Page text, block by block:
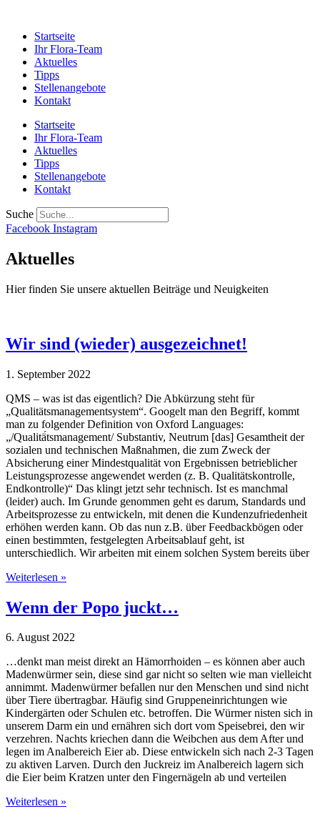
Startseite
Ihr Flora-Team
Aktuelles
Tipps
Stellenangebote
Kontakt
Startseite
Ihr Flora-Team
Aktuelles
Tipps
Stellenangebote
Kontakt
Suche
Facebook Instagram
Aktuelles
Hier finden Sie unsere aktuellen Beiträge und Neuigkeiten
Wir sind (wieder) ausgezeichnet!
1. September 2022
QMS – was ist das eigentlich? Die Abkürzung steht für
„Qualitätsmanagementsystem“. Googelt man den Begriff, kommt
man zu folgender Definition von Oxford Languages:
„/Qualitä́tsmanagement/ Substantiv, Neutrum [das] Gesamtheit der
sozialen und technischen Maßnahmen, die zum Zweck der
Absicherung einer Mindestqualität von Ergebnissen betrieblicher
Leistungsprozesse angewendet werden (z. B. Qualitätskontrolle,
Endkontrolle)“ Das klingt jetzt sehr technisch. Ist es manchmal
(leider) auch. Im Grunde genommen geht es darum, Standards und
Arbeitsprozesse zu entwickeln, mit denen die Kundenzufriedenheit
erhöhen werden kann. Ob das nun z.B. über Feedbackbögen oder
einen bestimmten, festgelegten Arbeitsablauf geht, ist
unterschiedlich. Wir arbeiten mit einem solchen System bereits über
Weiterlesen »
Wenn der Popo juckt…
6. August 2022
…denkt man meist direkt an Hämorrhoiden – es können aber auch
Madenwürmer sein, diese sind gar nicht so selten wie man vielleicht
annimmt. Madenwürmer befallen nur den Menschen und sind nicht
über Tiere übertragbar. Häufig sind Gruppeneinrichtungen wie
Kindergärten oder Schulen etc. betroffen. Die Würmer nisten sich in
unserem Darm ein und ernähren sich dort vom Speisebrei, den wir
verzehren. Nachts kriechen dann die Weibchen aus dem After und
legen im Analbereich Eier ab. Diese entwickeln sich nach 2-3 Tagen
zu aktiven Larven. Durch den Juckreiz im Analbereich lagern sich
die Eier beim Kratzen unter den Fingernägeln ab und verteilen
Weiterlesen »